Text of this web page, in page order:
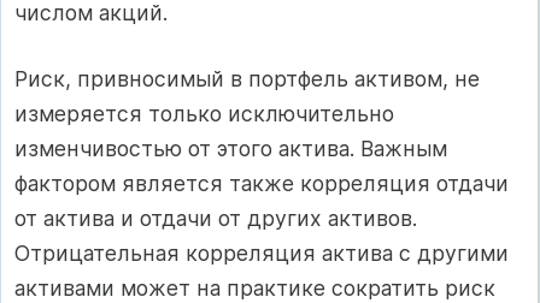
числом акций.
Риск, привносимый в портфель активом, не
измеряется только исключительно
изменчивостью от этого актива. Важным
фактором является также корреляция отдачи
от актива и отдачи от других активов.
Отрицательная корреляция актива с другими
активами может на практике сократить риск